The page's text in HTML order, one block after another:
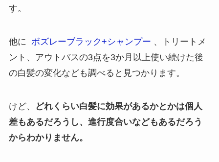
す。
他に ボズレーブラック+シャンプー 、トリートメ
ント、アウトバスの3点を3か月以上使い続けた後
の白髪の変化なども調べると見つかります。
けど、
どれくらい白髪に効果があるかとかは個人
差もあるだろうし、進行度合いなどもあるだろう
からわかりません。